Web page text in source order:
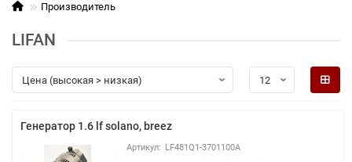
Производитель
LIFAN
Генератор 1.6 lf solano, breez
LF481Q1-3701100A